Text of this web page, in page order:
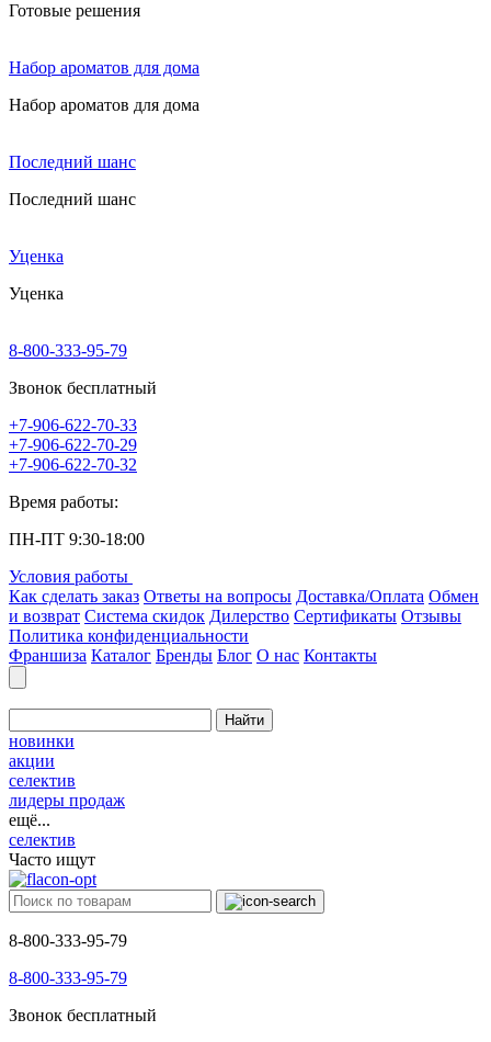
Готовые решения
Набор ароматов для дома
Набор ароматов для дома
Последний шанс
Последний шанс
Уценка
Уценка
8-800-333-95-79
Звонок бесплатный
+7-906-622-70-33
+7-906-622-70-29
+7-906-622-70-32
Время работы:
ПН-ПТ 9:30-18:00
Условия работы
Как сделать заказ Ответы на вопросы Доставка/Оплата Обмен
и возврат Система скидок Дилерство Сертификаты Отзывы
Политика конфиденциальности
Франшиза Каталог Бренды Блог О нас Контакты
Найти
новинки
акции
селектив
лидеры продаж
ещё...
селектив
Часто ищут
8-800-333-95-79
8-800-333-95-79
Звонок бесплатный